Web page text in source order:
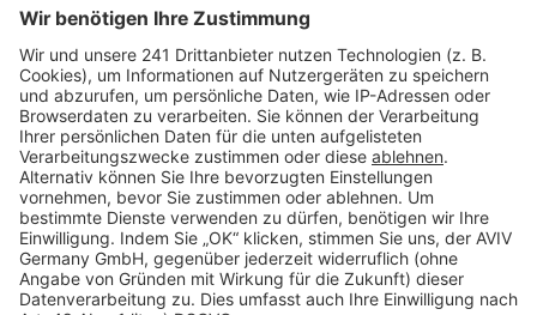
Seitenaufbau
Barrierefreiheit
Cookie Einstellungen
Rechtliches
AGB-Übersicht
Datenschutz
Impressum